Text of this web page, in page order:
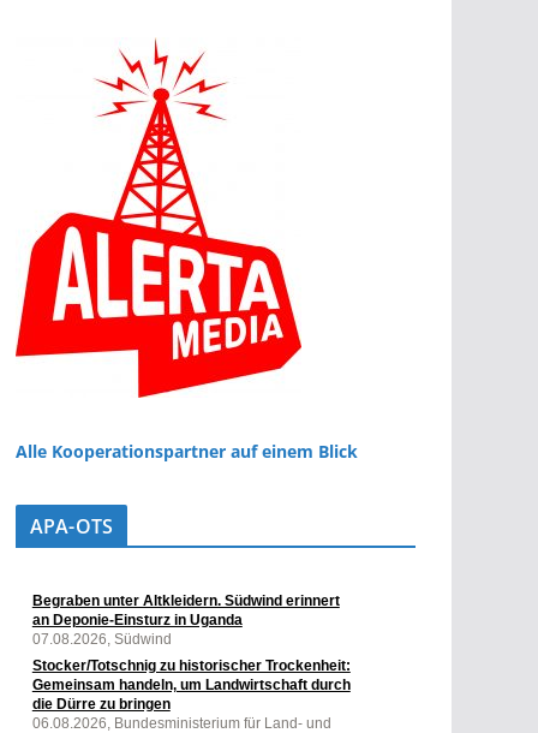
Alle Kooperationspartner auf einem Blick
APA-OTS